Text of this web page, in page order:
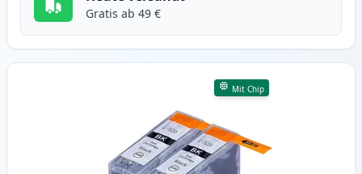
Gratis ab 49 €
Mit Chip